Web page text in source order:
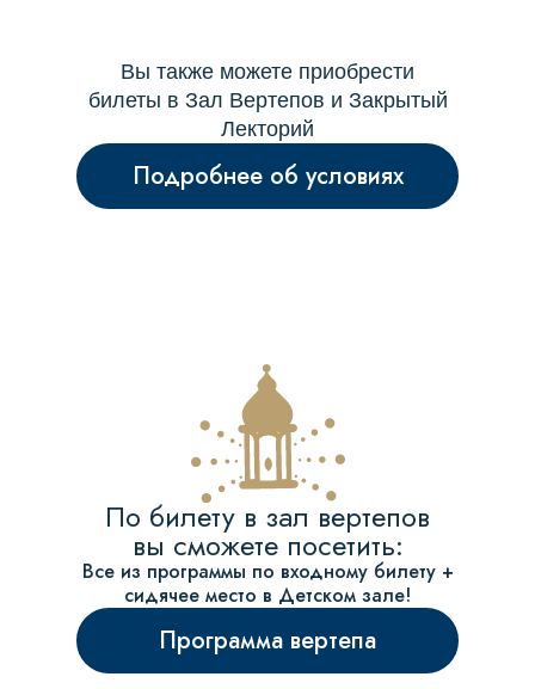
Вы также можете приобрести
билеты в Зал Вертепов и Закрытый
Лекторий
Подробнее об условиях
По билету в зал вертепов
вы сможете посетить:
Все из программы по входному билету +
сидячее место в Детском зале!
Программа вертепа